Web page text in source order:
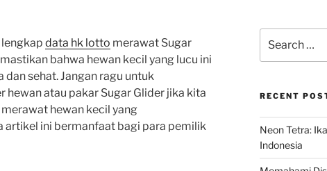
data hk lotto merawat Sugar
bahwa hewan kecil yang lucu ini
sehat. Jangan ragu untuk
atau pakar Sugar Glider jika kita
hewan kecil yang
artikel ini bermanfaat bagi para pemilik
for:
RECENT
Neon Tetra:
Indonesia